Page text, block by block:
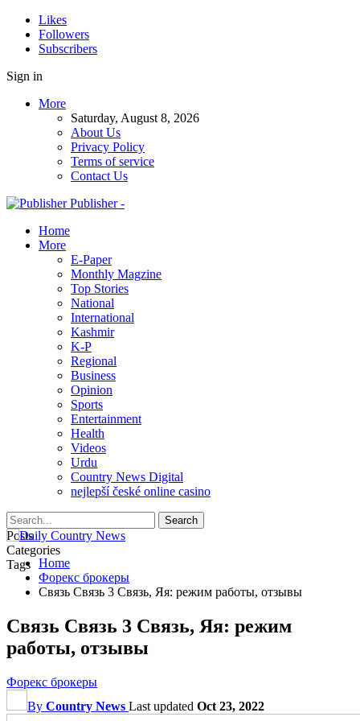
Likes
Followers
Subscribers
Sign in
More
Saturday, August 8, 2026
About Us
Privacy Policy
Terms of service
Contact Us
Publisher -
Home
More
E-Paper
Monthly Magzine
Top Stories
National
International
Kashmir
K-P
Regional
Business
Opinion
Sports
Entertainment
Health
Videos
Urdu
Country News Digital
nejlepší české online casino
Posts
Categories
Tags Home
Форекс брокеры
Связь Связь 3 Связь, Яя: режим работы, отзывы
Связь Связь 3 Связь, Яя: режим
работы, отзывы
Форекс брокеры
By Country News Last updated Oct 23, 2022